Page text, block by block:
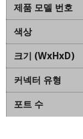
제품 모델 번호
색상
크기 (WxHxD)
커넥터 유형
포트 수